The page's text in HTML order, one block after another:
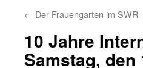
← Der Frauengarten im SWR
10 Jahre
Samstag, den